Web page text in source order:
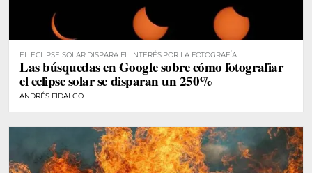
EL ECLIPSE SOLAR DISPARA EL INTERÉS POR LA FOTOGRAFÍA
Las búsquedas en Google sobre cómo fotografiar
el eclipse solar se disparan un 250%
ANDRÉS FIDALGO